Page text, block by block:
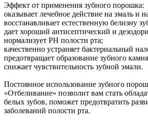
Эффект от применения зубного порошка:
оказывает лечебное действие на эмаль и
восстанавливает естественную белизну
дает хороший антисептический и
нормализует РН полости рта;
качественно устраняет бактериальный
предотвращает образование зубного
снижает чувствительность зубной эмали.
Постоянное использование зубного
«Отбеливание» позволит вам стать
белых зубов, поможет предотвратить
заболеваний полости рта.